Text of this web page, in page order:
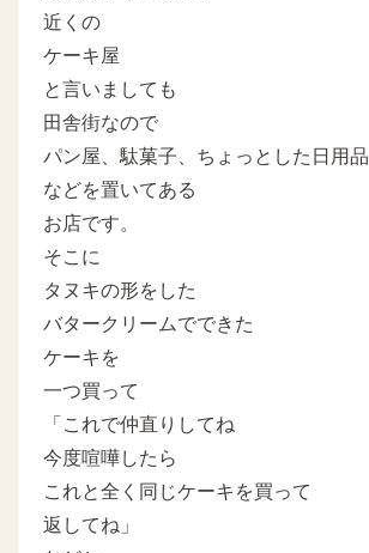
近くの
ケーキ屋
と言いましても
田舎街なので
パン屋、駄菓子、ちょっとした日用品
などを置いてある
お店です。
そこに
タヌキの形をした
バタークリームでできた
ケーキを
一つ買って
「これで仲直りしてね
今度喧嘩したら
これと全く同じケーキを買って
返してね」